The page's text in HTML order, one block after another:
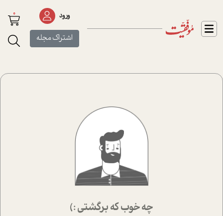
ورود
اشتراک مجله
0
چه خوب که برگشتی :)